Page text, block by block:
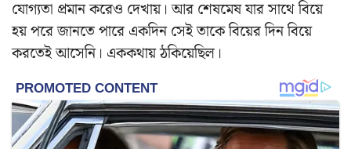
যোগ্যতা প্রমান করেও দেখায়। আর শেষমেষ যার সাথে বিয়ে
হয় পরে জানতে পারে একদিন সেই তাকে বিয়ের দিন বিয়ে
করতেই আসেনি। এককথায় ঠকিয়েছিল।